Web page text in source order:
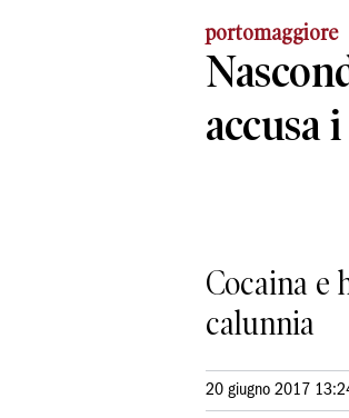
portomaggiore
accusa
Cocaina e
calunnia
20 giugno 2017